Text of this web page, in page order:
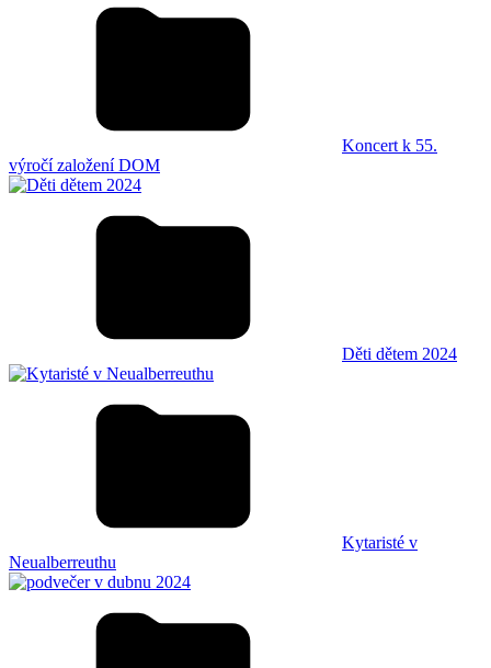
Koncert k 55.
výročí založení DOM
Děti dětem 2024
Kytaristé v
Neualberreuthu